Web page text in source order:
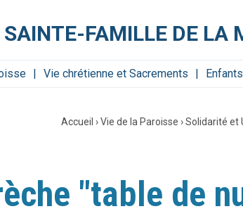
SAINTE-FAMILLE DE LA
Vie chrétienne et Sacrements
Accueil ›Vie de la Paroisse ›Solidarité et
"table de